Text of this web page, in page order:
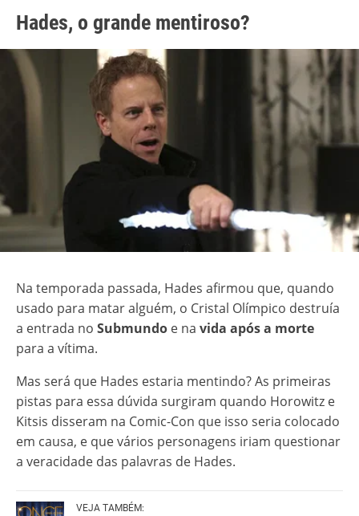
Hades, o grande mentiroso?
Na temporada passada, Hades afirmou que, quando
usado para matar alguém, o Cristal Olímpico destruía
a entrada no Submundo e na vida após a morte
para a vítima.
Mas será que Hades estaria mentindo? As primeiras
pistas para essa dúvida surgiram quando Horowitz e
Kitsis disseram na Comic-Con que isso seria colocado
em causa, e que vários personagens iriam questionar
a veracidade das palavras de Hades.
VEJA TAMBÉM: